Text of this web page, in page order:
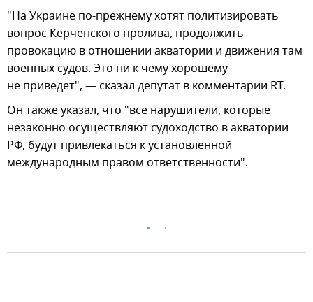
"На Украине по-прежнему хотят политизировать
вопрос Керченского пролива, продолжить
провокацию в отношении акватории и движения там
военных судов. Это ни к чему хорошему
не приведет", — сказал депутат в комментарии RT.
Он также указал, что "все нарушители, которые
незаконно осуществляют судоходство в акватории
РФ, будут привлекаться к установленной
международным правом ответственности".